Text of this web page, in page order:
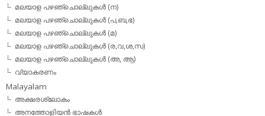
മലയാള പഴഞ്ചൊല്ലുകള്‍ (ന)
മലയാള പഴഞ്ചൊല്ലുകള്‍ (പ,ബ,ഭ)
മലയാള പഴഞ്ചൊല്ലുകള്‍ (മ)
മലയാള പഴഞ്ചൊല്ലുകള്‍ (ര,വ,ശ,സ)
മലയാള പഴഞ്ചൊല്ലുകൾ (അ, ആ)
വ്യാകരണം
Malayalam
അക്ഷരശ്ലോകം
അനത്തോളിയന്‍ ഭാഷകള്‍